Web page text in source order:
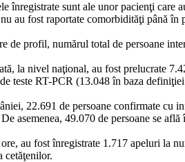
înregistrate sunt ale unor pacienţi
au fost raportate comorbidităţi până în
de profil, numărul total de persoane
la nivel naţional, au fost prelucrate
teste RT-PCR (13.048 în baza
22.691 de persoane confirmate cu
asemenea, 49.070 de persoane se
au fost înregistrate 1.717 apeluri la
cetăţenilor.